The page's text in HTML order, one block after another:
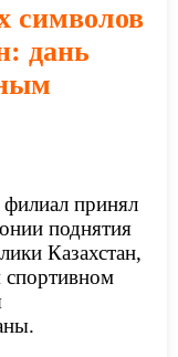
символов
дань
принял
поднятия
Казахстан,
спортивном